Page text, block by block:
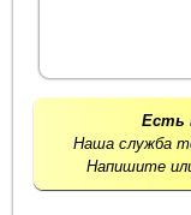
Есть
Наша служба
Напишите